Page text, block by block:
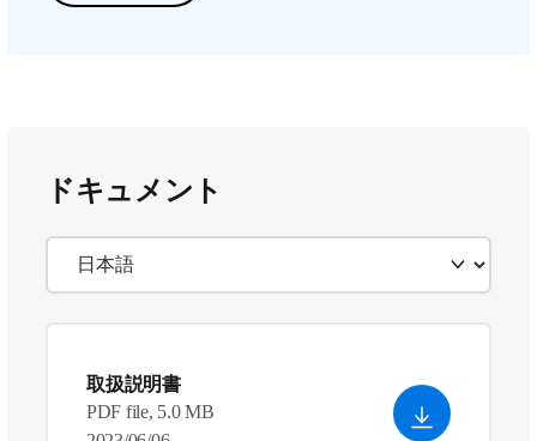
ドキュメント
取扱説明書
PDF file, 5.0 MB